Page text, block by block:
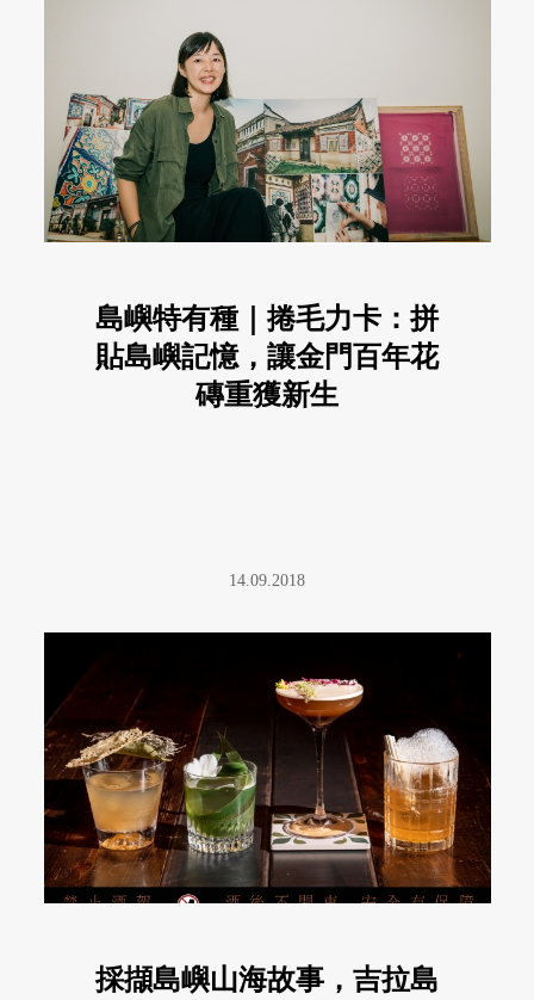
島嶼特有種｜捲毛力卡：拼
貼島嶼記憶，讓金門百年花
磚重獲新生
14.09.2018
採擷島嶼山海故事，吉拉島